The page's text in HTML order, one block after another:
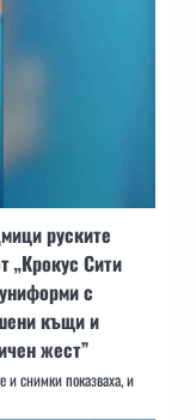
руските
„Крокус Сити
с
къщи и
жест”
и снимки показваха, и